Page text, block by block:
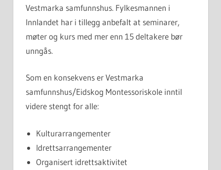
Vestmarka samfunnshus. Fylkesmannen i
Innlandet har i tillegg anbefalt at seminarer,
møter og kurs med mer enn 15 deltakere bør
unngås.
Som en konsekvens er Vestmarka
samfunnshus/Eidskog Montessoriskole inntil
videre stengt for alle:
Kulturarrangementer
Idrettsarrangementer
Organisert idrettsaktivitet